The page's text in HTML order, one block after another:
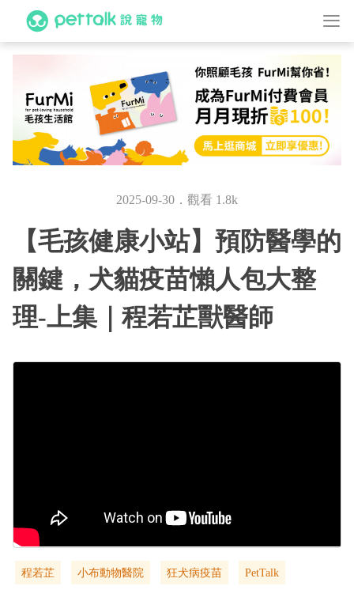
2025-09-30．觀看 1.8k
【毛孩健康小站】預防醫學的
關鍵，犬貓疫苗懶人包大整
理-上集｜程若芷獸醫師
程若芷 小布動物醫院 狂犬病疫苗 PetTalk